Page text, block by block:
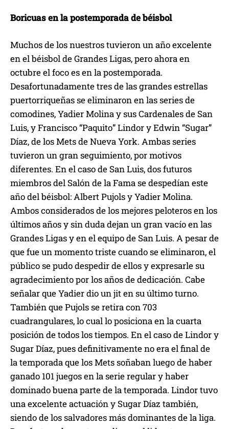
Boricuas en la postemporada de béisbol
Muchos de los nuestros tuvieron un año excelente
en el béisbol de Grandes Ligas, pero ahora en
octubre el foco es en la postemporada.
Desafortunadamente tres de las grandes estrellas
puertorriqueñas se eliminaron en las series de
comodines, Yadier Molina y sus Cardenales de San
Luis, y Francisco “Paquito” Lindor y Edwin “Sugar”
Díaz, de los Mets de Nueva York. Ambas series
tuvieron un gran seguimiento, por motivos
diferentes. En el caso de San Luis, dos futuros
miembros del Salón de la Fama se despedían este
año del béisbol: Albert Pujols y Yadier Molina.
Ambos considerados de los mejores peloteros en los
últimos años y sin duda dejan un gran vacío en las
Grandes Ligas y en el equipo de San Luis. A pesar de
que fue un momento triste cuando se eliminaron, el
público se pudo despedir de ellos y expresarle su
agradecimiento por los años de dedicación. Cabe
señalar que Yadier dio un jit en su último turno.
También que Pujols se retira con 703
cuadrangulares, lo cual lo posiciona en la cuarta
posición de todos los tiempos. En el caso de Lindor y
Sugar Díaz, pues definitivamente no era el final de
la temporada que los Mets soñaban luego de haber
ganado 101 juegos en la serie regular y haber
dominado buena parte de la temporada. Lindor tuvo
una excelente actuación y Sugar Díaz también,
siendo de los salvadores más dominantes de la liga.